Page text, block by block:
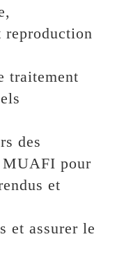
reproduction
traitement
des
MUAFI pour
et
et assurer le